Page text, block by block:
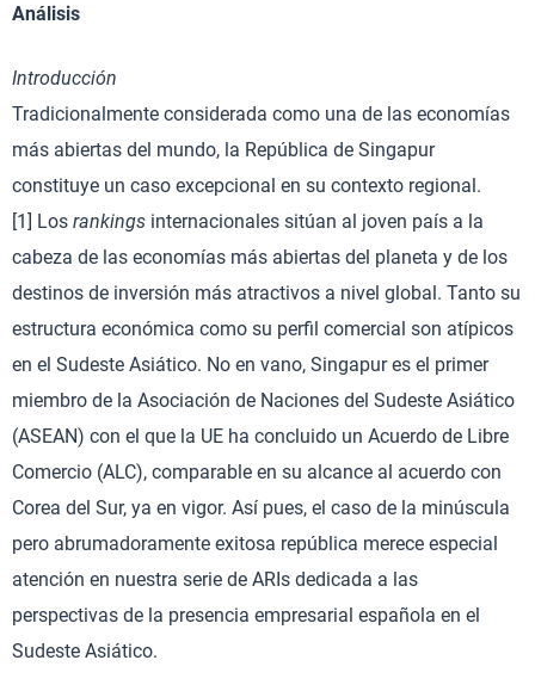
Análisis
Introducción
Tradicionalmente considerada como una de las economías
más abiertas del mundo, la República de Singapur
constituye un caso excepcional en su contexto regional.
[1] Los rankings internacionales sitúan al joven país a la
cabeza de las economías más abiertas del planeta y de los
destinos de inversión más atractivos a nivel global. Tanto su
estructura económica como su perfil comercial son atípicos
en el Sudeste Asiático. No en vano, Singapur es el primer
miembro de la Asociación de Naciones del Sudeste Asiático
(ASEAN) con el que la UE ha concluido un Acuerdo de Libre
Comercio (ALC), comparable en su alcance al acuerdo con
Corea del Sur, ya en vigor. Así pues, el caso de la minúscula
pero abrumadoramente exitosa república merece especial
atención en nuestra serie de ARIs dedicada a las
perspectivas de la presencia empresarial española en el
Sudeste Asiático.